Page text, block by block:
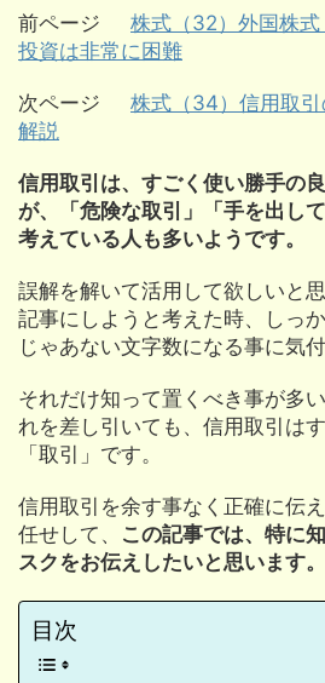
前ページ 株式（32）外国株
投資は非常に困難
次ページ 株式（34）信用取
解説
信用取引は、すごく使い勝手の
が、「危険な取引」「手を出し
考えている人も多いようです。
誤解を解いて活用して欲しいと
記事にしようと考えた時、しっ
じゃあない文字数になる事に気
それだけ知って置くべき事が多
れを差し引いても、信用取引は
「取引」です。
信用取引を余す事なく正確に伝
任せして、 この記事では、特に
スクをお伝えしたいと思います。
目次